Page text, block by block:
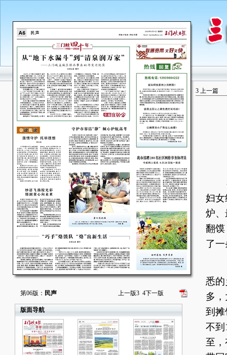
第06版： 民声 上一版3 4下一版
版面导航
3 上一篇
妇女
炉
翻馍
了
悉
多
到
不
至